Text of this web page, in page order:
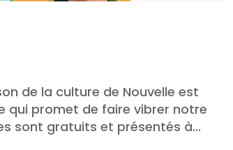
de la culture de Nouvelle est
qui promet de faire vibrer notre
sont gratuits et présentés à...